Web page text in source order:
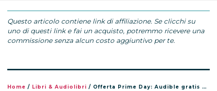
Questo articolo contiene link di affiliazione. Se clicchi su
uno di questi link e fai un acquisto, potremmo ricevere una
commissione senza alcun costo aggiuntivo per te.
Home / Libri & Audiolibri / Offerta Prime Day: Audible gratis per 3 mesi